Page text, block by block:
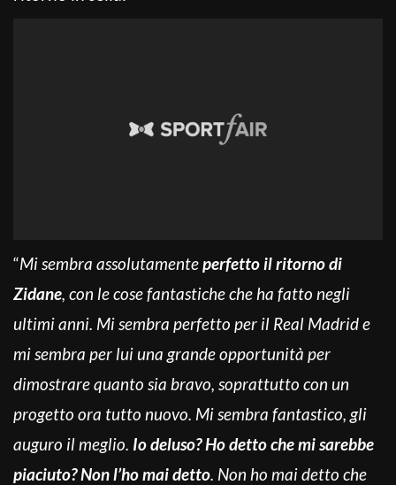
“Mi sembra assolutamenteperfetto il ritorno di
Zidane, con le cose fantastiche che ha fatto negli
ultimi anni. Mi sembra perfetto per il Real Madrid e
mi sembra per lui una grande opportunità per
dimostrare quanto sia bravo, soprattutto con un
progetto ora tutto nuovo. Mi sembra fantastico, gli
auguro il meglio. Io deluso? Ho detto che mi sarebbe
piaciuto? Non l’ho mai detto. Non ho mai detto che